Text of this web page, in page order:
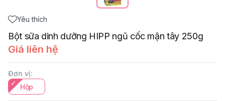
Yêu thích
Bột sữa dinh dưỡng HIPP ngũ cốc mận tây 250g
Giá liên hệ
Đơn vị:
Hộp